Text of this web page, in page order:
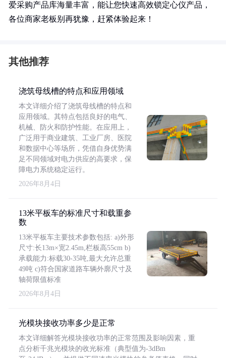
爱采购产品库海量丰富，能让您快速高效锁定心仪产品，
各位商家老板别再犹豫，赶紧体验起来！
其他推荐
浇筑母线槽的特点和应用领域
本文详细介绍了浇筑母线槽的特点和
应用领域。其特点包括良好的电气、
机械、防火和防护性能。在应用上，
广泛用于商业建筑、工业厂房、医院
和数据中心等场所，凭借自身优势满
足不同领域对电力供应的高要求，保
障电力系统稳定运行。
2026年8月4日
13米平板车的标准尺寸和载重参
数
13米平板车主要技术参数包括: a)外形
尺寸:长13m×宽2.45m,栏板高55cm b)
承载能力:标载30-35吨,最大允许总重
49吨 c)符合国家道路车辆外廓尺寸及
轴荷限值标准
2026年8月4日
光模块接收功率多少是正常
本文详细解答光模块接收功率的正常范围及影响因素，重
点分析千兆光模块的收光标准（典型值为-3dBm